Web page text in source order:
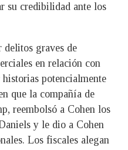
su credibilidad ante los
delitos graves de
en relación con
potencialmente
que la compañía de
reembolsó a Cohen los
y le dio a Cohen
Los fiscales alegan